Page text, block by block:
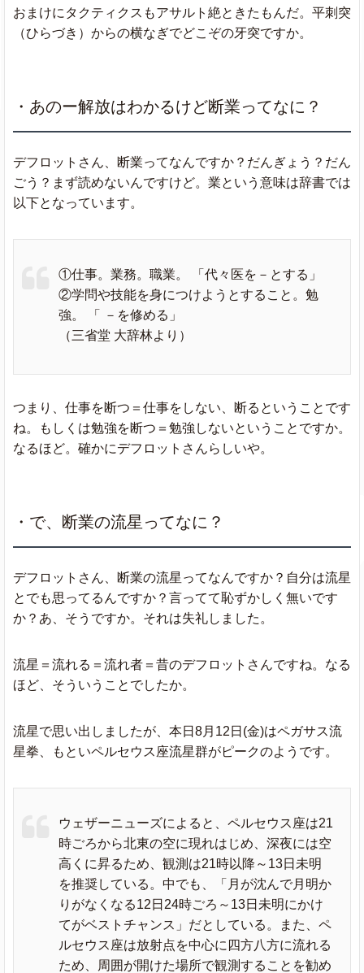
おまけにタクティクスもアサルト絶ときたもんだ。平刺突
（ひらづき）からの横なぎでどこぞの牙突ですか。
・あのー解放はわかるけど断業ってなに？
デフロットさん、断業ってなんですか？だんぎょう？だん
ごう？まず読めないんですけど。業という意味は辞書では
以下となっています。
①仕事。業務。職業。 「代々医を－とする」
②学問や技能を身につけようとすること。勉
強。 「 －を修める」
（三省堂 大辞林より）
つまり、仕事を断つ＝仕事をしない、断るということです
ね。もしくは勉強を断つ＝勉強しないということですか。
なるほど。確かにデフロットさんらしいや。
・で、断業の流星ってなに？
デフロットさん、断業の流星ってなんですか？自分は流星
とでも思ってるんですか？言ってて恥ずかしく無いです
か？あ、そうですか。それは失礼しました。
流星＝流れる＝流れ者＝昔のデフロットさんですね。なる
ほど、そういうことでしたか。
流星で思い出しましたが、本日8月12日(金)はペガサス流
星拳、もといペルセウス座流星群がピークのようです。
ウェザーニューズによると、ペルセウス座は21
時ごろから北東の空に現れはじめ、深夜には空
高くに昇るため、観測は21時以降～13日未明
を推奨している。中でも、「月が沈んで月明か
りがなくなる12日24時ごろ～13日未明にかけ
てがベストチャンス」だとしている。また、ペ
ルセウス座は放射点を中心に四方八方に流れる
ため、周囲が開けた場所で観測することを勧め